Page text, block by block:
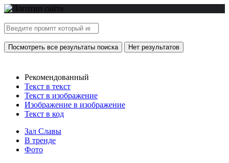
Посмотреть все результаты поиска Нет результатов
Рекомендованный
Текст в текст
Текст в изображение
Изображение в изображение
Текст в код
Зал Славы
В тренде
Фото